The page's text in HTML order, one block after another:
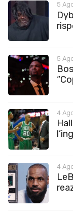
5
5
4
4